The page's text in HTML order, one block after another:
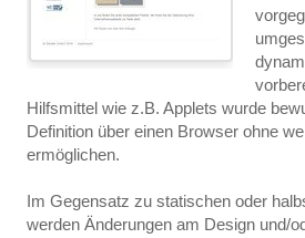
Hilfsmittel wie z.B. Applets wurde
Definition über einen Browser ohne
ermöglichen.
Im Gegensatz zu statischen oder
werden Änderungen am Design und/